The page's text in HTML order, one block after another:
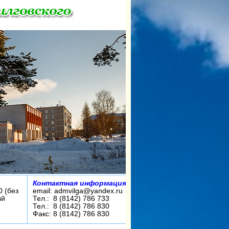
(без
Контактная информация:
email: admvilga@yandex.ru
Тел.: 8 (8142) 786 733
Тел.: 8 (8142) 786 830
Факс: 8 (8142) 786 830